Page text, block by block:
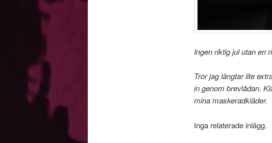
Ingen riktig jul utan en
Tror jag längtar lite
in genom brevlådan.
mina maskeradkläder.
Inga relaterade inlägg.